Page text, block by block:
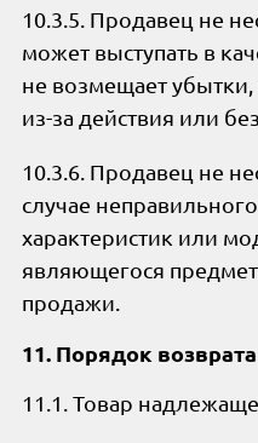
10.3.5. Продавец не
может выступать в
не возмещает
из-за действия или
10.3.6. Продавец не
случае
характеристик или
являющегося
продажи.
11. Порядок
11.1. Товар